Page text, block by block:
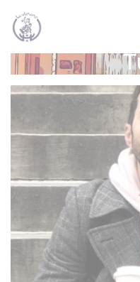
Πίνακας διαχείρισης